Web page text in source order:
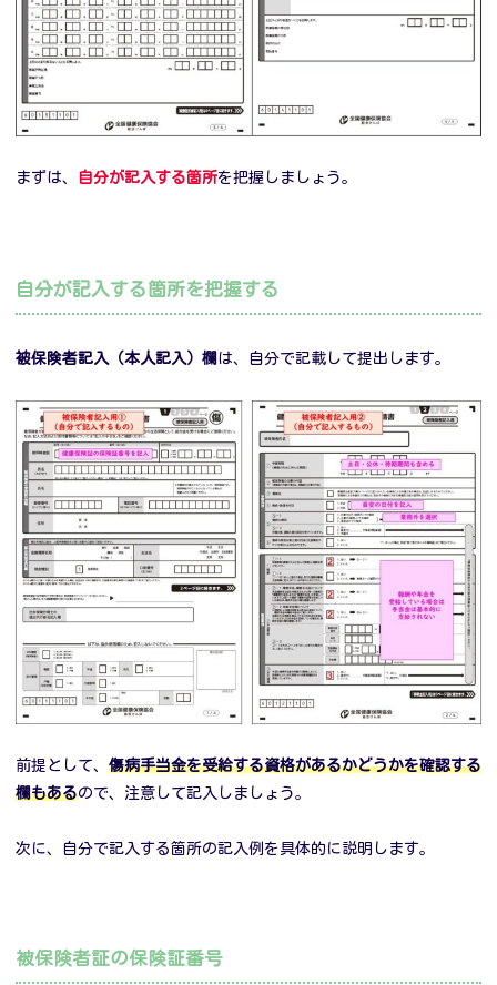
まずは、 自分が記入する箇所を把握しましょう。
自分が記入する箇所を把握する
被保険者記入（本人記入）欄 は、自分で記載して提出します。
前提として、 傷病手当金を受給する資格があるかどうかを確認する
欄もあるので、注意して記入しましょう。
次に、自分で記入する箇所の記入例を具体的に説明します。
被保険者証の保険証番号